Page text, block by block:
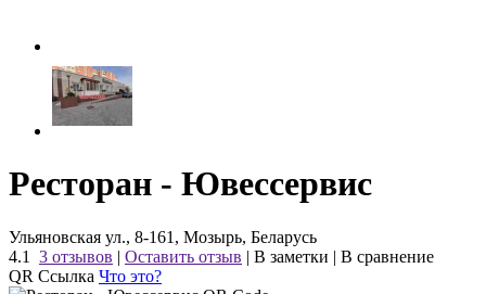
Ресторан - Ювессервис
Ульяновская ул., 8-161, Мозырь, Беларусь
4.1
3 отзывов | Оставить отзыв | В заметки | В сравнение
QR Ссылка Что это?